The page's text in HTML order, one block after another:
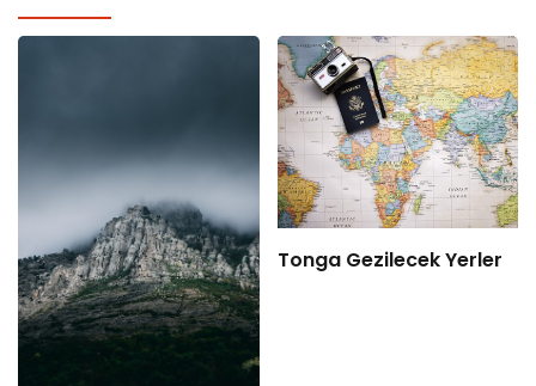
Tonga Gezilecek Yerler